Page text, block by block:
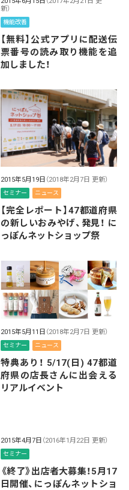
新）
機能改善
【無料】公式アプリに配送伝
票番号の読み取り機能を追
加しました！
2015年5月19日 （2018年2月7日 更新）
セミナー ニュース
【完全レポート】47都道府県
の新しいおみやげ、発見！ に
っぽんネットショップ祭
2015年5月11日 （2018年2月7日 更新）
セミナー ニュース
特典あり！ 5/17(日) 47都道
府県の店長さんに出会える
リアルイベント
2015年4月7日 （2016年1月22日 更新）
セミナー
《終了》出店者大募集！5月17
日開催、にっぽんネットショ